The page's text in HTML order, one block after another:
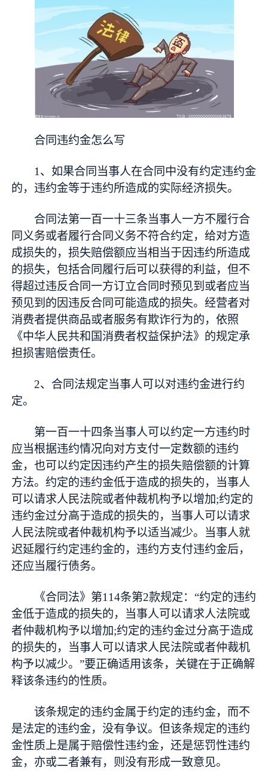
合同违约金怎么写
1、如果合同当事人在合同中没有约定违约金
的，违约金等于违约所造成的实际经济损失。
合同法第一百一十三条当事人一方不履行合
同义务或者履行合同义务不符合约定，给对方造
成损失的，损失赔偿额应当相当于因违约所造成
的损失，包括合同履行后可以获得的利益，但不
得超过违反合同一方订立合同时预见到或者应当
预见到的因违反合同可能造成的损失。经营者对
消费者提供商品或者服务有欺诈行为的，依照
《中华人民共和国消费者权益保护法》的规定承
担损害赔偿责任。
2、合同法规定当事人可以对违约金进行约
定。
第一百一十四条当事人可以约定一方违约时
应当根据违约情况向对方支付一定数额的违约
金，也可以约定因违约产生的损失赔偿额的计算
方法。约定的违约金低于造成的损失的，当事人
可以请求人民法院或者仲裁机构予以增加;约定的
违约金过分高于造成的损失的，当事人可以请求
人民法院或者仲裁机构予以适当减少。当事人就
迟延履行约定违约金的，违约方支付违约金后，
还应当履行债务。
《合同法》第114条第2款规定：“约定的违约
金低于造成的损失的，当事人可以请求人法院或
者仲裁机构予以增加;约定的违约金过分高于造成
的损失的，当事人可以请求人民法院或者仲裁机
构予以减少。”要正确适用该条，关键在于正确解
释该条违约的性质。
该条规定的违约金属于约定的违约金，而不
是法定的违约金，没有争议。但该条规定的违约
金性质上是属于赔偿性违约金，还是惩罚性违约
金，亦或二者兼有，则没有形成一致意见。